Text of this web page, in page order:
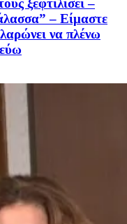
ξεφτιλίσει –
– Είμαστε
να πλένω